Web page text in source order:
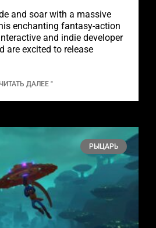
and soar with a massive
enchanting fantasy-action
and indie developer
are excited to release
ЧИТАТЬ ДАЛЕЕ "
РЫЦАРЬ